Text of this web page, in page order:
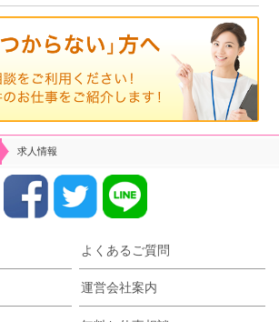
求人情報
よくあるご質問
運営会社案内